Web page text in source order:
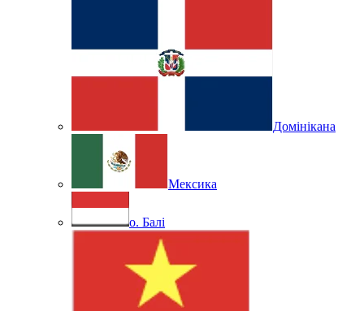
Домінікана
Мексика
о. Балі